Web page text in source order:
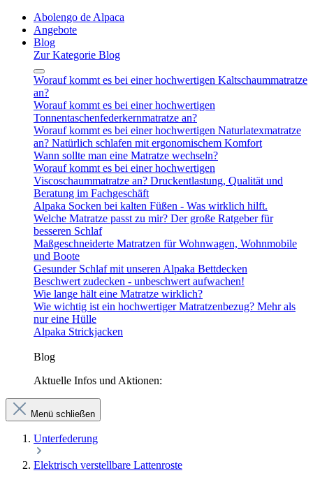
Abolengo de Alpaca
Angebote
Blog
Zur Kategorie Blog
Worauf kommt es bei einer hochwertigen Kaltschaummatratze
an?
Worauf kommt es bei einer hochwertigen
Tonnentaschenfederkernmatratze an?
Worauf kommt es bei einer hochwertigen Naturlatexmatratze
an? Natürlich schlafen mit ergonomischem Komfort
Wann sollte man eine Matratze wechseln?
Worauf kommt es bei einer hochwertigen
Viscoschaummatratze an? Druckentlastung, Qualität und
Beratung im Fachgeschäft
Alpaka Socken bei kalten Füßen - Was wirklich hilft.
Welche Matratze passt zu mir? Der große Ratgeber für
besseren Schlaf
Maßgeschneiderte Matratzen für Wohnwagen, Wohnmobile
und Boote
Gesunder Schlaf mit unseren Alpaka Bettdecken
Beschwert zudecken - unbeschwert aufwachen!
Wie lange hält eine Matratze wirklich?
Wie wichtig ist ein hochwertiger Matratzenbezug? Mehr als
nur eine Hülle
Alpaka Strickjacken
Blog
Aktuelle Infos und Aktionen:
Menü schließen
Unterfederung
Elektrisch verstellbare Lattenroste